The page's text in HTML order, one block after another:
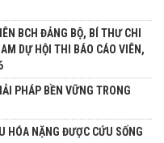
BCH ĐẢNG BỘ, BÍ THƯ CHI
DỰ HỘI THI BÁO CÁO VIÊN,
PHÁP BỀN VỮNG TRONG
HÓA NẶNG ĐƯỢC CỨU SỐNG